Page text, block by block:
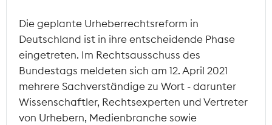
Die geplante Urheberrechtsreform in
Deutschland ist in ihre entscheidende Phase
eingetreten. Im Rechtsausschuss des
Bundestags meldeten sich am 12. April 2021
mehrere Sachverständige zu Wort - darunter
Wissenschaftler, Rechtsexperten und Vertreter
von Urhebern, Medienbranche sowie